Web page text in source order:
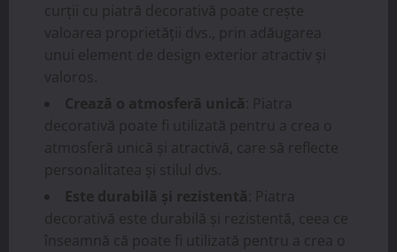
curții cu piatră decorativă poate crește
valoarea proprietății dvs., prin adăugarea
unui element de design exterior atractiv și
valoros.
Crează o atmosferă unică : Piatra
decorativă poate fi utilizată pentru a crea o
atmosferă unică și atractivă, care să reflecte
personalitatea și stilul dvs.
Este durabilă și rezistentă : Piatra
decorativă este durabilă și rezistentă, ceea ce
înseamnă că poate fi utilizată pentru a crea o